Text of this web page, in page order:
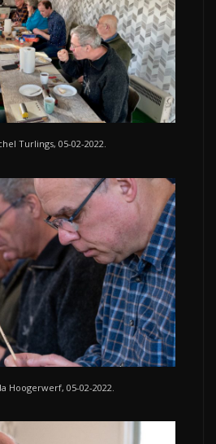
Turlings, 05-02-2022.
Hoogerwerf, 05-02-2022.